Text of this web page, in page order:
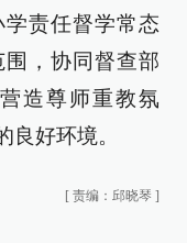
责任督学常态
，协同督查部
造尊师重教氛
良好环境。
[ 责编：邱晓琴 ]